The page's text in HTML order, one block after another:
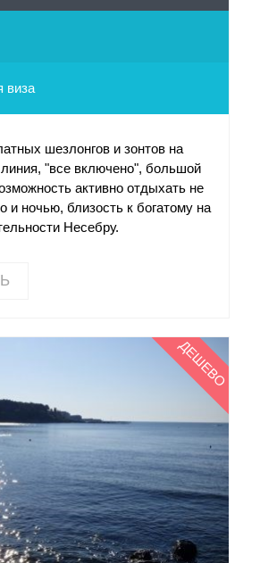
виза
шезлонгов и зонтов на
"все включено", большой
активно отдыхать не
и ночью, близость к богатому на
Несебру.
ДЕШЕВО
СМОТРЕТЬ